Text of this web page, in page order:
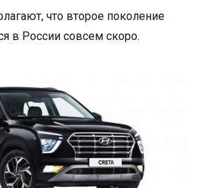
что второе поколение
в России совсем скоро.